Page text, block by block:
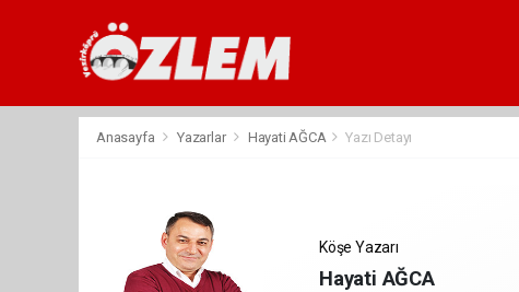
Anasayfa Yazarlar Hayati AĞCA Yazı Detayı
Köşe Yazarı
Hayati AĞCA